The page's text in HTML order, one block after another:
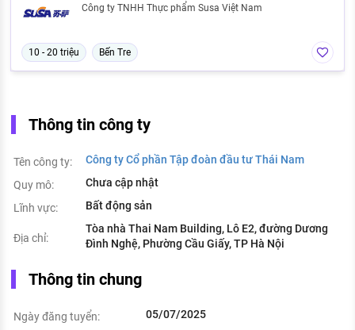
Công ty TNHH Thực phẩm Susa Việt Nam
10 - 20 triệu Bến Tre
Thông tin công ty
Tên công ty:
Công ty Cổ phần Tập đoàn đầu tư Thái Nam
Quy mô:
Chưa cập nhật
Lĩnh vực:
Bất động sản
Địa chỉ:
Tòa nhà Thai Nam Building, Lô E2, đường Dương
Đình Nghệ, Phường Cầu Giấy, TP Hà Nội
Thông tin chung
Ngày đăng tuyển: 05/07/2025